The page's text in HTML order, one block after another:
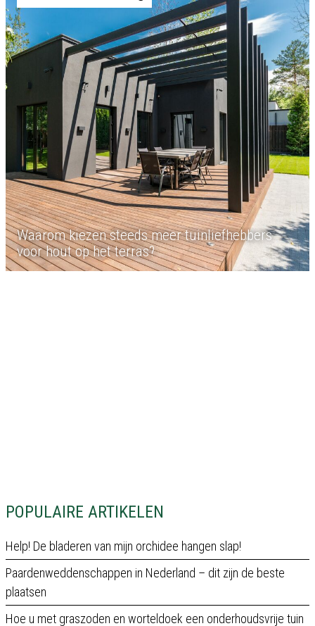
POPULAIRE ARTIKELEN
Help! De bladeren van mijn orchidee hangen slap!
Paardenweddenschappen in Nederland – dit zijn de beste
plaatsen
Hoe u met graszoden en worteldoek een onderhoudsvrije tuin
Waarom kiezen steeds meer tuinliefhebbers
voor hout op het terras?